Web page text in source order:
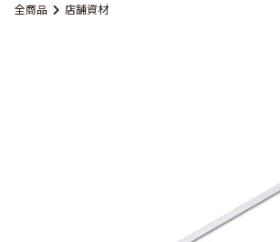
全商品 店舗資材